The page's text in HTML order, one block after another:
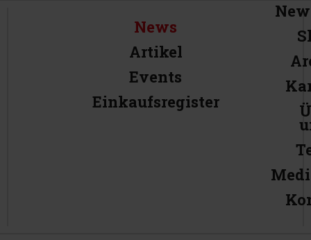
News
Artikel
Events
Einkaufsregister